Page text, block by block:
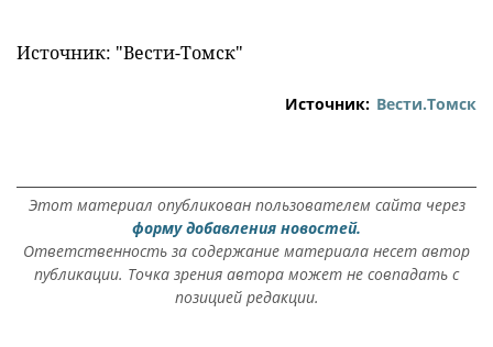
Источник: "Вести-Томск"
Источник: Вести.Томск
Этот материал опубликован пользователем сайта через
форму добавления новостей.
Ответственность за содержание материала несет автор
публикации. Точка зрения автора может не совпадать с
позицией редакции.